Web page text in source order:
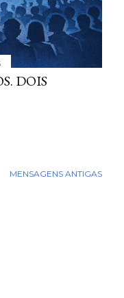
DOIS
MENSAGENS ANTIGAS